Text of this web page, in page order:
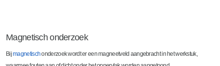
Magnetisch onderzoek
Bijmagnetischonderzoek wordt er een magneetveld aangebracht in het werkstuk,